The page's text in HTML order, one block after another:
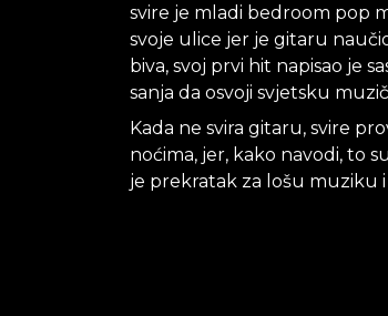
svire je mladi bedroom pop
svoje ulice jer je gitaru
biva, svoj prvi hit napisao je
sanja da osvoji svjetsku
Kada ne svira gitaru, svire
noćima, jer, kako navodi, to
je prekratak za lošu muziku i